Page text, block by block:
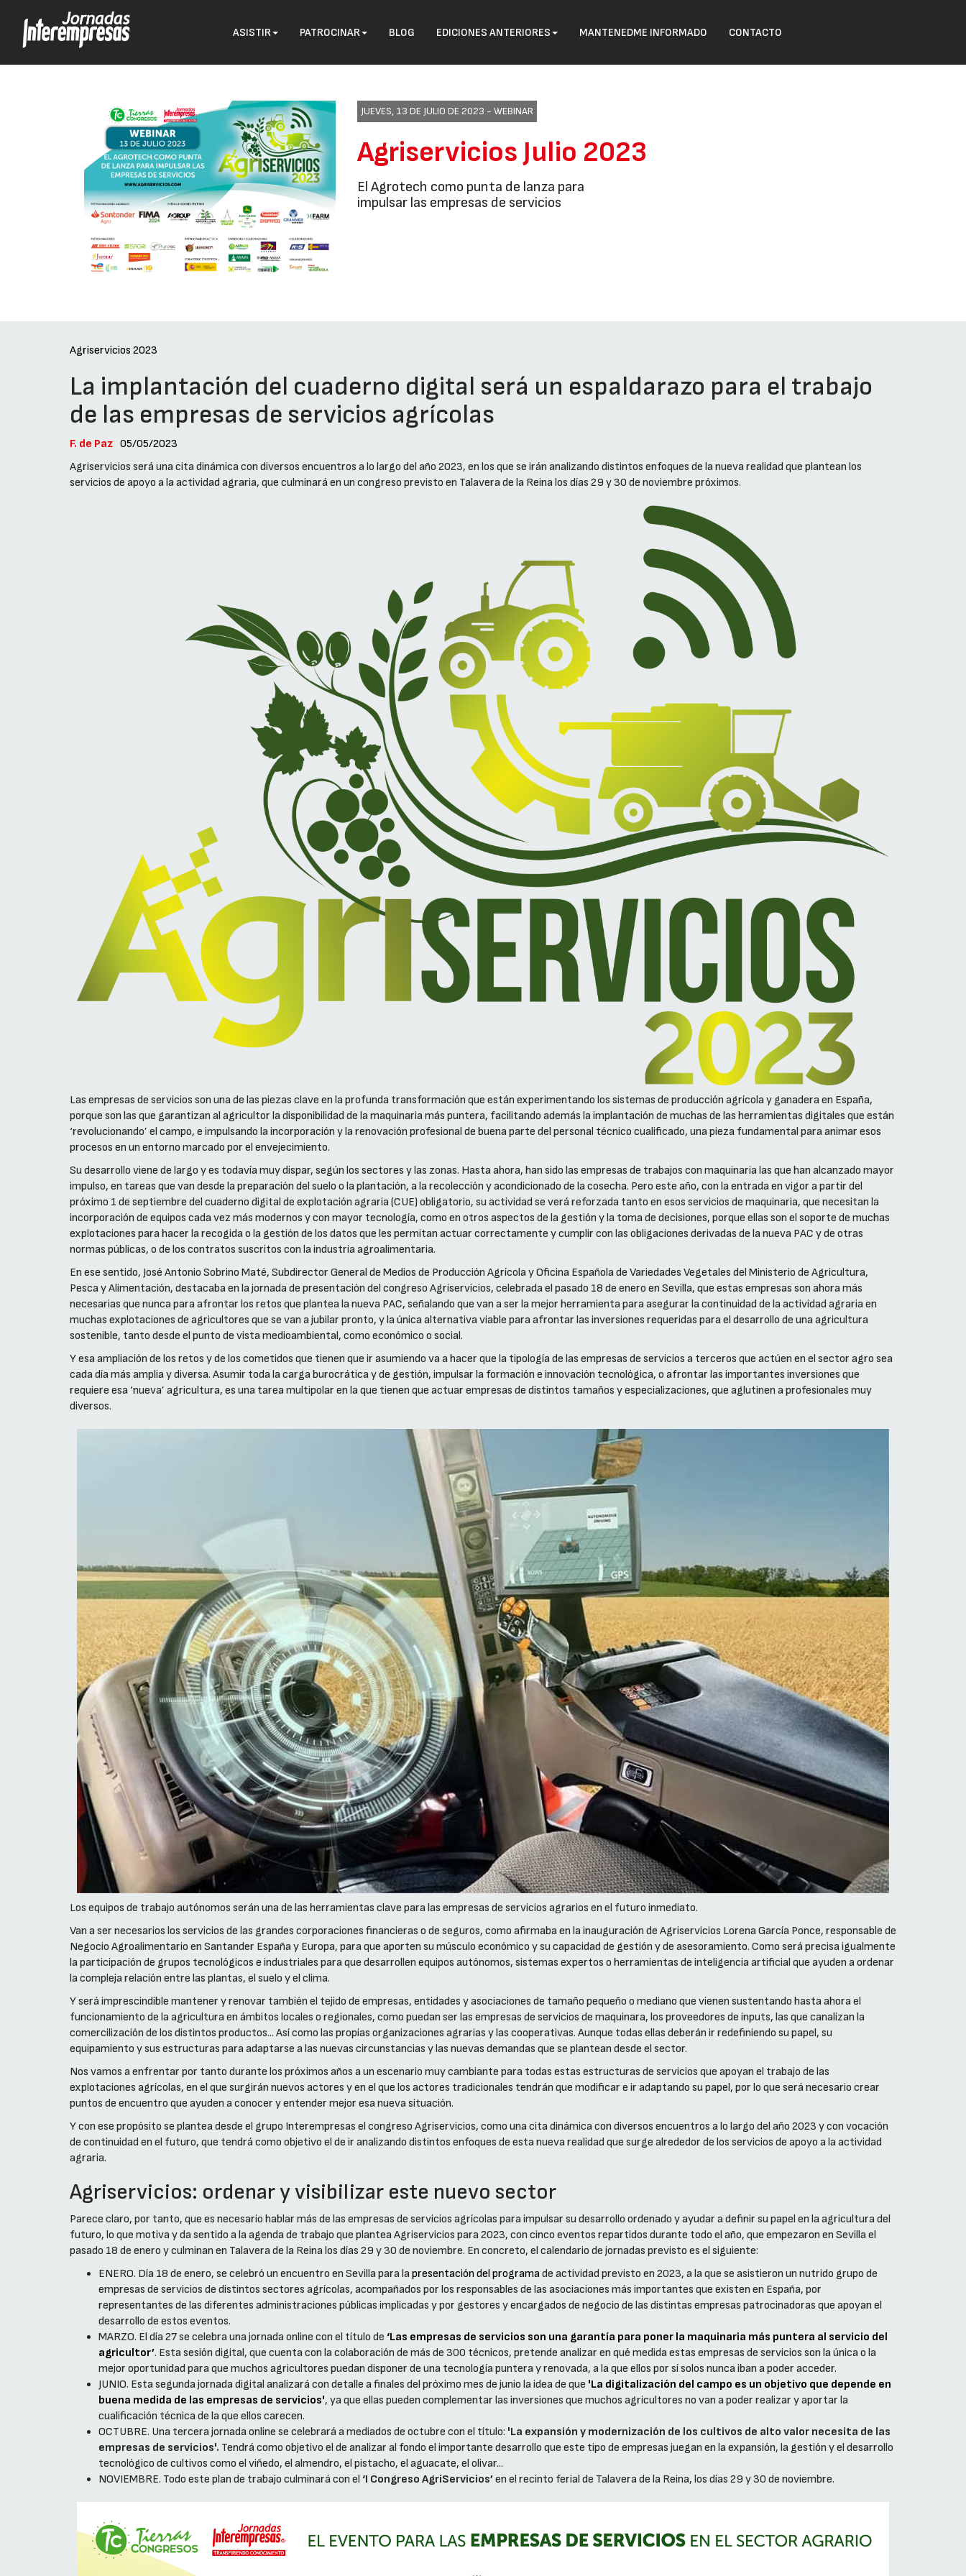
ASISTIR PATROCINAR BLOG EDICIONES ANTERIORES MANTENEDME INFORMADO CONTACTO
JUEVES, 13 DE JULIO DE 2023 - WEBINAR
Agriservicios Julio 2023
El Agrotech como punta de lanza para
impulsar las empresas de servicios
Agriservicios 2023
La implantación del cuaderno digital será un espaldarazo para el trabajo
de las empresas de servicios agrícolas
F. de Paz 05/05/2023
Agriservicios será una cita dinámica con diversos encuentros a lo largo del año 2023, en los que se irán analizando distintos enfoques de la nueva realidad que plantean los
servicios de apoyo a la actividad agraria, que culminará en un congreso previsto en Talavera de la Reina los días 29 y 30 de noviembre próximos.
Las empresas de servicios son una de las piezas clave en la profunda transformación que están experimentando los sistemas de producción agrícola y ganadera en España,
porque son las que garantizan al agricultor la disponibilidad de la maquinaria más puntera, facilitando además la implantación de muchas de las herramientas digitales que están
‘revolucionando’ el campo, e impulsando la incorporación y la renovación profesional de buena parte del personal técnico cualificado, una pieza fundamental para animar esos
procesos en un entorno marcado por el envejecimiento.
Su desarrollo viene de largo y es todavía muy dispar, según los sectores y las zonas. Hasta ahora, han sido las empresas de trabajos con maquinaria las que han alcanzado mayor
impulso, en tareas que van desde la preparación del suelo o la plantación, a la recolección y acondicionado de la cosecha. Pero este año, con la entrada en vigor a partir del
próximo 1 de septiembre del cuaderno digital de explotación agraria (CUE) obligatorio, su actividad se verá reforzada tanto en esos servicios de maquinaria, que necesitan la
incorporación de equipos cada vez más modernos y con mayor tecnología, como en otros aspectos de la gestión y la toma de decisiones, porque ellas son el soporte de muchas
explotaciones para hacer la recogida o la gestión de los datos que les permitan actuar correctamente y cumplir con las obligaciones derivadas de la nueva PAC y de otras
normas públicas, o de los contratos suscritos con la industria agroalimentaria.
En ese sentido, José Antonio Sobrino Maté, Subdirector General de Medios de Producción Agrícola y Oficina Española de Variedades Vegetales del Ministerio de Agricultura,
Pesca y Alimentación, destacaba en la jornada de presentación del congreso Agriservicios, celebrada el pasado 18 de enero en Sevilla, que estas empresas son ahora más
necesarias que nunca para afrontar los retos que plantea la nueva PAC, señalando que van a ser la mejor herramienta para asegurar la continuidad de la actividad agraria en
muchas explotaciones de agricultores que se van a jubilar pronto, y la única alternativa viable para afrontar las inversiones requeridas para el desarrollo de una agricultura
sostenible, tanto desde el punto de vista medioambiental, como económico o social.
Y esa ampliación de los retos y de los cometidos que tienen que ir asumiendo va a hacer que la tipología de las empresas de servicios a terceros que actúen en el sector agro sea
cada día más amplia y diversa. Asumir toda la carga burocrática y de gestión, impulsar la formación e innovación tecnológica, o afrontar las importantes inversiones que
requiere esa ‘nueva’ agricultura, es una tarea multipolar en la que tienen que actuar empresas de distintos tamaños y especializaciones, que aglutinen a profesionales muy
diversos.
Los equipos de trabajo autónomos serán una de las herramientas clave para las empresas de servicios agrarios en el futuro inmediato.
Van a ser necesarios los servicios de las grandes corporaciones financieras o de seguros, como afirmaba en la inauguración de Agriservicios Lorena García Ponce, responsable de
Negocio Agroalimentario en Santander España y Europa, para que aporten su músculo económico y su capacidad de gestión y de asesoramiento. Como será precisa igualmente
la participación de grupos tecnológicos e industriales para que desarrollen equipos autónomos, sistemas expertos o herramientas de inteligencia artificial que ayuden a ordenar
la compleja relación entre las plantas, el suelo y el clima.
Y será imprescindible mantener y renovar también el tejido de empresas, entidades y asociaciones de tamaño pequeño o mediano que vienen sustentando hasta ahora el
funcionamiento de la agricultura en ámbitos locales o regionales, como puedan ser las empresas de servicios de maquinara, los proveedores de inputs, las que canalizan la
comercilización de los distintos productos... Así como las propias organizaciones agrarias y las cooperativas. Aunque todas ellas deberán ir redefiniendo su papel, su
equipamiento y sus estructuras para adaptarse a las nuevas circunstancias y las nuevas demandas que se plantean desde el sector.
Nos vamos a enfrentar por tanto durante los próximos años a un escenario muy cambiante para todas estas estructuras de servicios que apoyan el trabajo de las
explotaciones agrícolas, en el que surgirán nuevos actores y en el que los actores tradicionales tendrán que modificar e ir adaptando su papel, por lo que será necesario crear
puntos de encuentro que ayuden a conocer y entender mejor esa nueva situación.
Y con ese propósito se plantea desde el grupo Interempresas el congreso Agriservicios, como una cita dinámica con diversos encuentros a lo largo del año 2023 y con vocación
de continuidad en el futuro, que tendrá como objetivo el de ir analizando distintos enfoques de esta nueva realidad que surge alrededor de los servicios de apoyo a la actividad
agraria.
Agriservicios: ordenar y visibilizar este nuevo sector
Parece claro, por tanto, que es necesario hablar más de las empresas de servicios agrícolas para impulsar su desarrollo ordenado y ayudar a definir su papel en la agricultura del
futuro, lo que motiva y da sentido a la agenda de trabajo que plantea Agriservicios para 2023, con cinco eventos repartidos durante todo el año, que empezaron en Sevilla el
pasado 18 de enero y culminan en Talavera de la Reina los días 29 y 30 de noviembre. En concreto, el calendario de jornadas previsto es el siguiente:
ENERO. Día 18 de enero, se celebró un encuentro en Sevilla para lapresentación del programade actividad previsto en 2023, a la que se asistieron un nutrido grupo de
empresas de servicios de distintos sectores agrícolas, acompañados por los responsables de las asociaciones más importantes que existen en España, por
representantes de las diferentes administraciones públicas implicadas y por gestores y encargados de negocio de las distintas empresas patrocinadoras que apoyan el
desarrollo de estos eventos.
MARZO. El día 27 se celebra una jornada online con el título de ‘Las empresas de servicios son una garantía para poner la maquinaria más puntera al servicio del
agricultor’. Esta sesión digital, que cuenta con la colaboración de más de 300 técnicos, pretende analizar en qué medida estas empresas de servicios son la única o la
mejor oportunidad para que muchos agricultores puedan disponer de una tecnología puntera y renovada, a la que ellos por sí solos nunca iban a poder acceder.
JUNIO. Esta segunda jornada digital analizará con detalle a finales del próximo mes de junio la idea de que 'La digitalización del campo es un objetivo que depende en
buena medida de las empresas de servicios', ya que ellas pueden complementar las inversiones que muchos agricultores no van a poder realizar y aportar la
cualificación técnica de la que ellos carecen.
OCTUBRE. Una tercera jornada online se celebrará a mediados de octubre con el título: 'La expansión y modernización de los cultivos de alto valor necesita de las
empresas de servicios'. Tendrá como objetivo el de analizar al fondo el importante desarrollo que este tipo de empresas juegan en la expansión, la gestión y el desarrollo
tecnológico de cultivos como el viñedo, el almendro, el pistacho, el aguacate, el olivar...
NOVIEMBRE. Todo este plan de trabajo culminará con el ‘I Congreso AgriServicios’en el recinto ferial de Talavera de la Reina, los días 29 y 30 de noviembre.